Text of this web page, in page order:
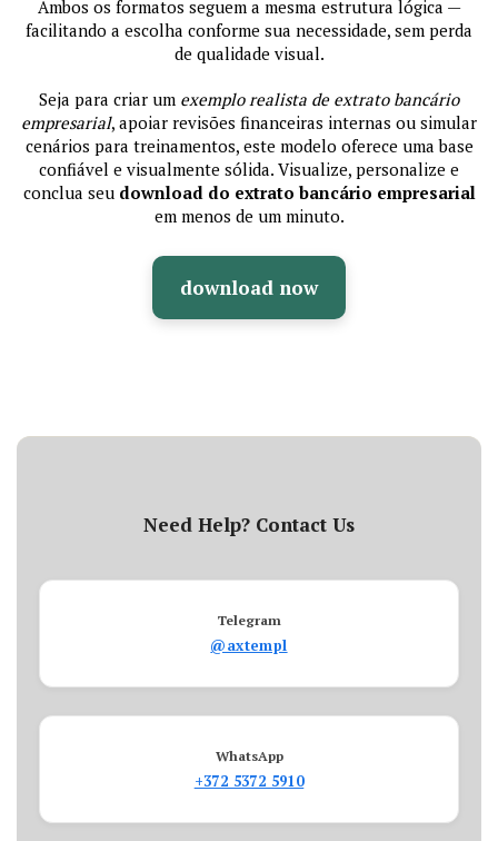
Ambos os formatos seguem a mesma estrutura lógica —
facilitando a escolha conforme sua necessidade, sem perda
de qualidade visual.
Seja para criar um exemplo realista de extrato bancário
empresarial, apoiar revisões financeiras internas ou simular
cenários para treinamentos, este modelo oferece uma base
confiável e visualmente sólida. Visualize, personalize e
conclua seu download do extrato bancário empresarial
em menos de um minuto.
download now
Need Help? Contact Us
Telegram
@axtempl
WhatsApp
+372 5372 5910